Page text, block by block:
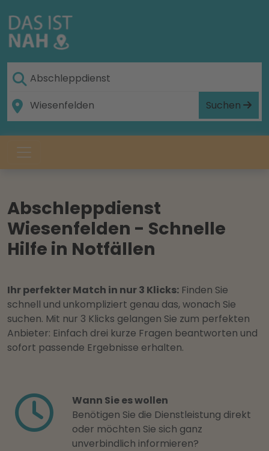
Suchen
Abschleppdienst
Wiesenfelden - Schnelle
Hilfe in Notfällen
Ihr perfekter Match in nur 3 Klicks: Finden Sie
schnell und unkompliziert genau das, wonach Sie
suchen. Mit nur 3 Klicks gelangen Sie zum perfekten
Anbieter: Einfach drei kurze Fragen beantworten und
sofort passende Ergebnisse erhalten.
Wann Sie es wollen
Benötigen Sie die Dienstleistung direkt
oder möchten Sie sich ganz
unverbindlich informieren?